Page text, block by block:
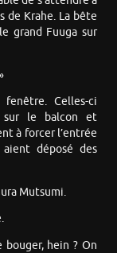
de Krahe. La bête
grand Fuuga sur
Celles-ci
sur le balcon et
à forcer l’entrée
déposé des
Mutsumi.
bouger, hein ? On